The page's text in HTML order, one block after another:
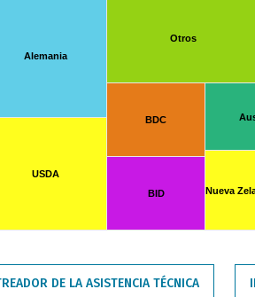
presentadas por los miembros
USDA
Alemania
BDC
BID Nueva
Otros
DE LA ASISTENCIA TÉCNICA